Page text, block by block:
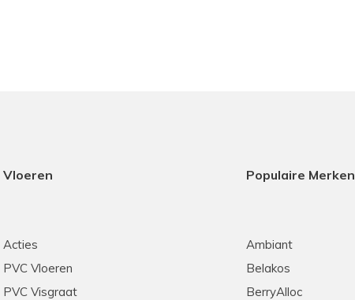
Vloeren
Acties
PVC Vloeren
PVC Visgraat
Populaire Merken
Ambiant
Belakos
BerryAlloc